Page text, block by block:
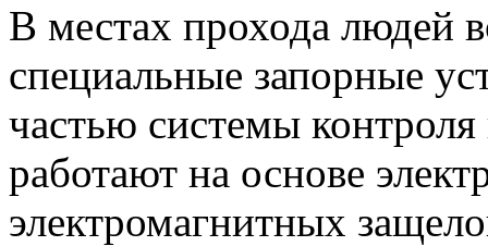
В местах прохода людей
специальные запорные
частью системы
работают на основе
электромагнитных